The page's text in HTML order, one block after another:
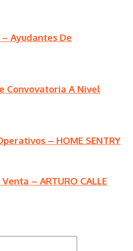
Ayudantes De
Convovatoria A Nivel
– HOME SENTRY
– ARTURO CALLE